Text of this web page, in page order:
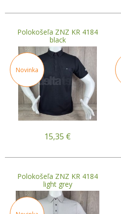
Polokošeľa ZNZ KR 4184
black
Novinka
15,35 €
Polokošeľa ZNZ KR 4184
light grey